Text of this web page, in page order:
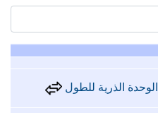
الوحدة الذرية للطول